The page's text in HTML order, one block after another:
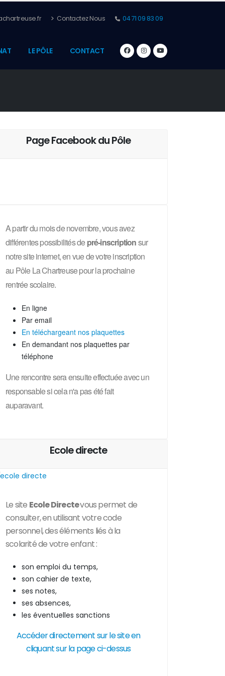
Contactez Nous 04 71 09 83 09
LE PÔLE CONTACT
Page Facebook du Pôle
A partir du mois de novembre, vous avez
différentes possibilités depré-inscriptionsur
notre site internet, en vue de votre inscription
au Pôle La Chartreuse pour la prochaine
rentrée scolaire.
En ligne
Par email
En téléchargeant nos plaquettes
En demandant nos plaquettes par
téléphone
Une rencontre sera ensuite effectuée avec un
responsable si cela n'a pas été fait
auparavant.
Ecole directe
Le site Ecole Directevous permet de
consulter, en utilisant votre code
personnel, deséléments liés à la
scolarité de votre enfant :
son emploi du temps,
son cahier de texte,
ses notes,
ses absences,
les éventuelles sanctions
Accéder directement sur le site en
cliquant sur la page ci-dessus